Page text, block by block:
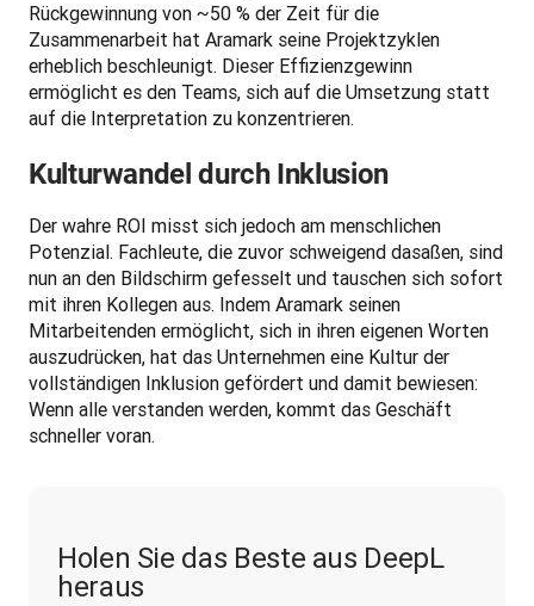
Rückgewinnung von ~50 % der Zeit für die
Zusammenarbeit hat Aramark seine Projektzyklen
erheblich beschleunigt. Dieser Effizienzgewinn
ermöglicht es den Teams, sich auf die Umsetzung statt
auf die Interpretation zu konzentrieren.
Kulturwandel durch Inklusion
Der wahre ROI misst sich jedoch am menschlichen
Potenzial. Fachleute, die zuvor schweigend dasaßen, sind
nun an den Bildschirm gefesselt und tauschen sich sofort
mit ihren Kollegen aus. Indem Aramark seinen
Mitarbeitenden ermöglicht, sich in ihren eigenen Worten
auszudrücken, hat das Unternehmen eine Kultur der
vollständigen Inklusion gefördert und damit bewiesen:
Wenn alle verstanden werden, kommt das Geschäft
schneller voran.
Holen Sie das Beste aus DeepL
heraus